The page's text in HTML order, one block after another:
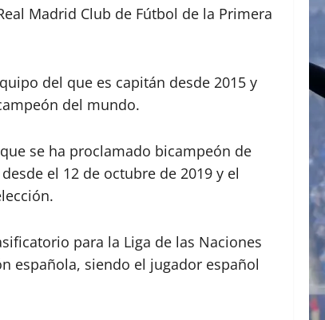
Madrid Club de Fútbol de la Primera
del que es capitán desde 2015 y
del mundo.
se ha proclamado bicampeón de
el 12 de octubre de 2019 y el
para la Liga de las Naciones
española, siendo el jugador español